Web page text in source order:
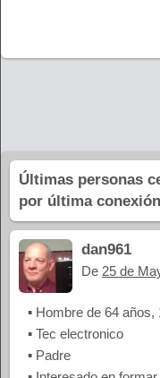
Últimas personas
por última
dan961
De 25 de
▪ Hombre de 64 años,
▪ Tec electronico
▪ Padre